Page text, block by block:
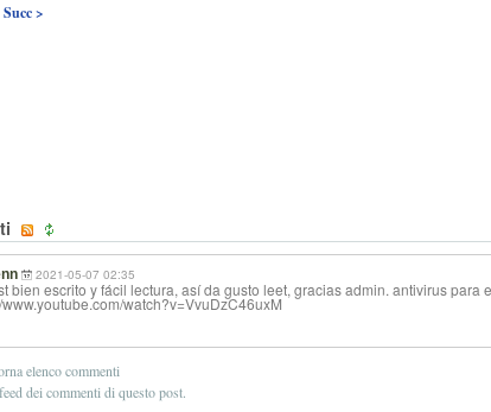
Succ >
2021-05-07 02:35
bien escrito y fácil lectura, así da gusto leet, gracias admin. antivirus para
www.youtube.com/watch?v=VvuDzC46uxM
elenco commenti
dei commenti di questo post.